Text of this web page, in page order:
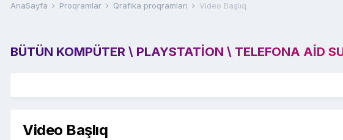
AnaSayfa Proqramlar Qrafika proqramları Video Başlıq
BÜTÜN KOMPÜTER \ PLAYSTATION \ TELEFONA AID
Video Başlıq